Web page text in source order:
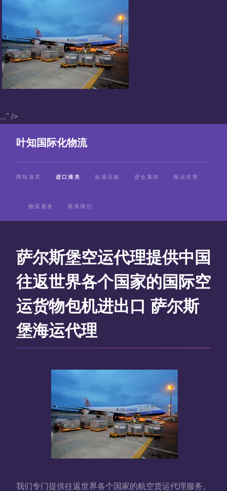
..." />
叶知国际化物流
网站首页 进口清关 短途运输 进仓装卸 海运优势
物流服务 联系我们
萨尔斯堡空运代理提供中国
往返世界各个国家的国际空
运货物包机进出口 萨尔斯
堡海运代理
我们专门提供往返世界各个国家的航空货运代理服务。